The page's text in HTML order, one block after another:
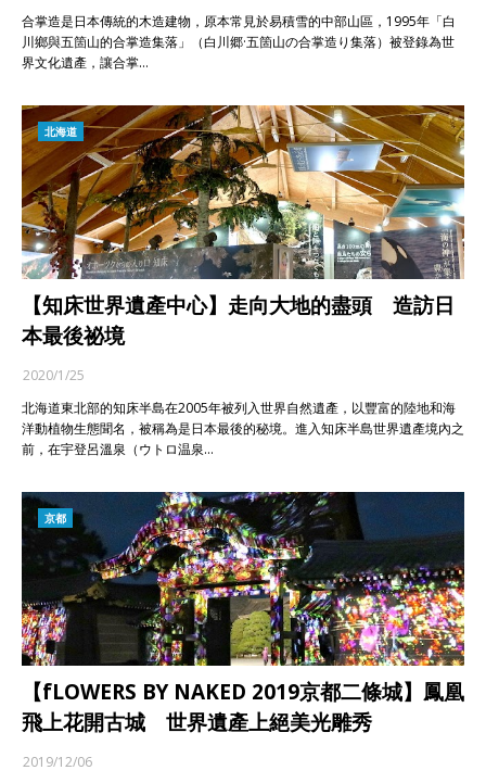
合掌造是日本傳統的木造建物，原本常見於易積雪的中部山區，1995年「白
川鄉與五箇山的合掌造集落」（白川郷·五箇山の合掌造り集落）被登錄為世
界文化遺產，讓合掌…
北海道
【知床世界遺產中心】走向大地的盡頭 造訪日
本最後祕境
2020/1/25
北海道東北部的知床半島在2005年被列入世界自然遺產，以豐富的陸地和海
洋動植物生態聞名，被稱為是日本最後的秘境。進入知床半島世界遺產境內之
前，在宇登呂溫泉（ウトロ温泉…
京都
【fLOWERS BY NAKED 2019京都二條城】鳳凰
飛上花開古城 世界遺產上絕美光雕秀
2019/12/06